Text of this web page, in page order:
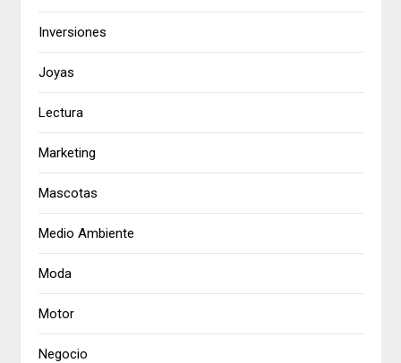
Inversiones
Joyas
Lectura
Marketing
Mascotas
Medio Ambiente
Moda
Motor
Negocio